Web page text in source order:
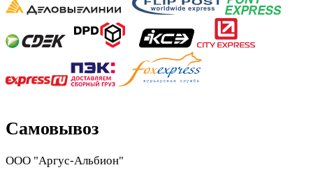
Самовывоз
ООО "Аргус-Альбион"